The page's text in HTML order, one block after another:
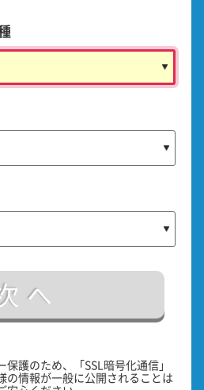
へ
護のため、「SSL暗号化通信」
の情報が一般に公開されることは